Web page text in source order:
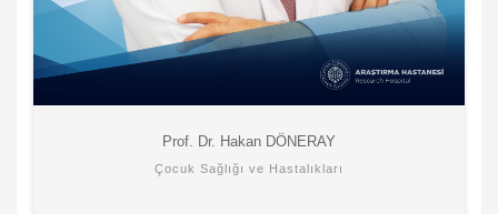
Prof. Dr. Hakan DÖNERAY
Çocuk Sağlığı ve Hastalıkları